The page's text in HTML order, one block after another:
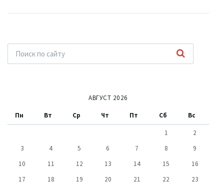
АВГУСТ 2026
Пн Вт Ср Чт Пт Сб Вс
1
2
3
4 5 6 7 8
9
10
11 12 13 14 15
16
17
18 19 20 21 22
23